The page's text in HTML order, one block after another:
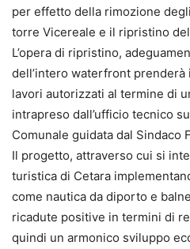
per effetto della rimozione
torre Vicereale e il ripristino
L’opera di ripristino,
dell’intero waterfront prenderà
lavori autorizzati al termine di
intrapreso dall’ufficio tecnico
Comunale guidata dal Sindaco
Il progetto, attraverso cui si
turistica di Cetara
come nautica da diporto e
ricadute positive in termini di
quindi un armonico sviluppo